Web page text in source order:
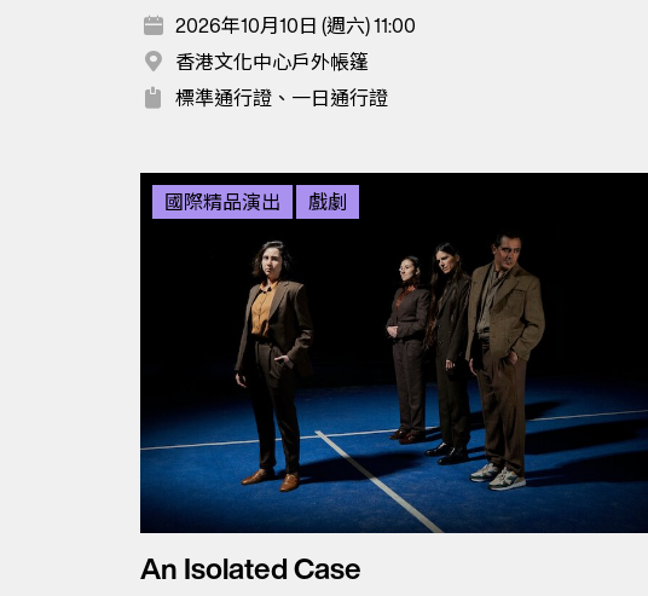
2026年10月10日 (週六) 11:00
香港文化中心戶外帳篷
標準通行證、一日通行證
國際精品演出 戲劇
An Isolated Case